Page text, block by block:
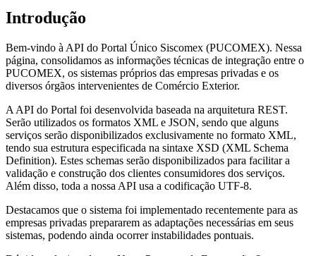
Introdução
Bem-vindo à API do Portal Único Siscomex (PUCOMEX). Nessa
página, consolidamos as informações técnicas de integração entre o
PUCOMEX, os sistemas próprios das empresas privadas e os
diversos órgãos intervenientes de Comércio Exterior.
A API do Portal foi desenvolvida baseada na arquitetura REST.
Serão utilizados os formatos XML e JSON, sendo que alguns
serviços serão disponibilizados exclusivamente no formato XML,
tendo sua estrutura especificada na sintaxe XSD (XML Schema
Definition). Estes schemas serão disponibilizados para facilitar a
validação e construção dos clientes consumidores dos serviços.
Além disso, toda a nossa API usa a codificação UTF-8.
Destacamos que o sistema foi implementado recentemente para as
empresas privadas prepararem as adaptações necessárias em seus
sistemas, podendo ainda ocorrer instabilidades pontuais.